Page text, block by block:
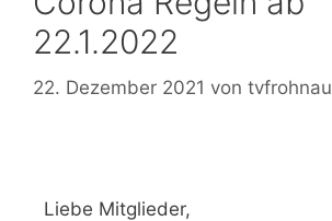
22.1.2022
22. Dezember 2021 von tvfrohnau
Liebe Mitglieder,